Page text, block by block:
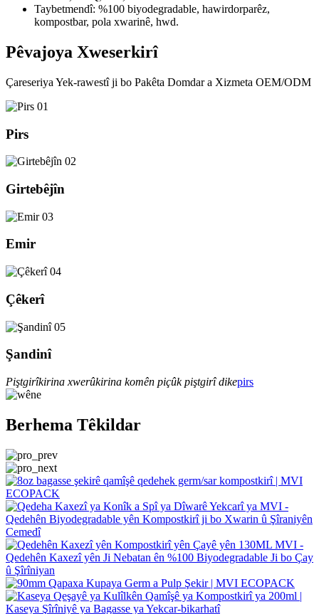
Taybetmendî: %100 biyodegradable, hawirdorparêz,
kompostbar, pola xwarinê, hwd.
Pêvajoya Xweserkirî
Çareseriya Yek-rawestî ji bo Pakêta Domdar a Xizmeta OEM/ODM
01
Pirs
02
Girtebêjîn
03
Emir
04
Çêkerî
05
Şandinî
Piştgirîkirina xwerûkirina komên piçûk piştgirî dikepirs
Berhema Têkildar